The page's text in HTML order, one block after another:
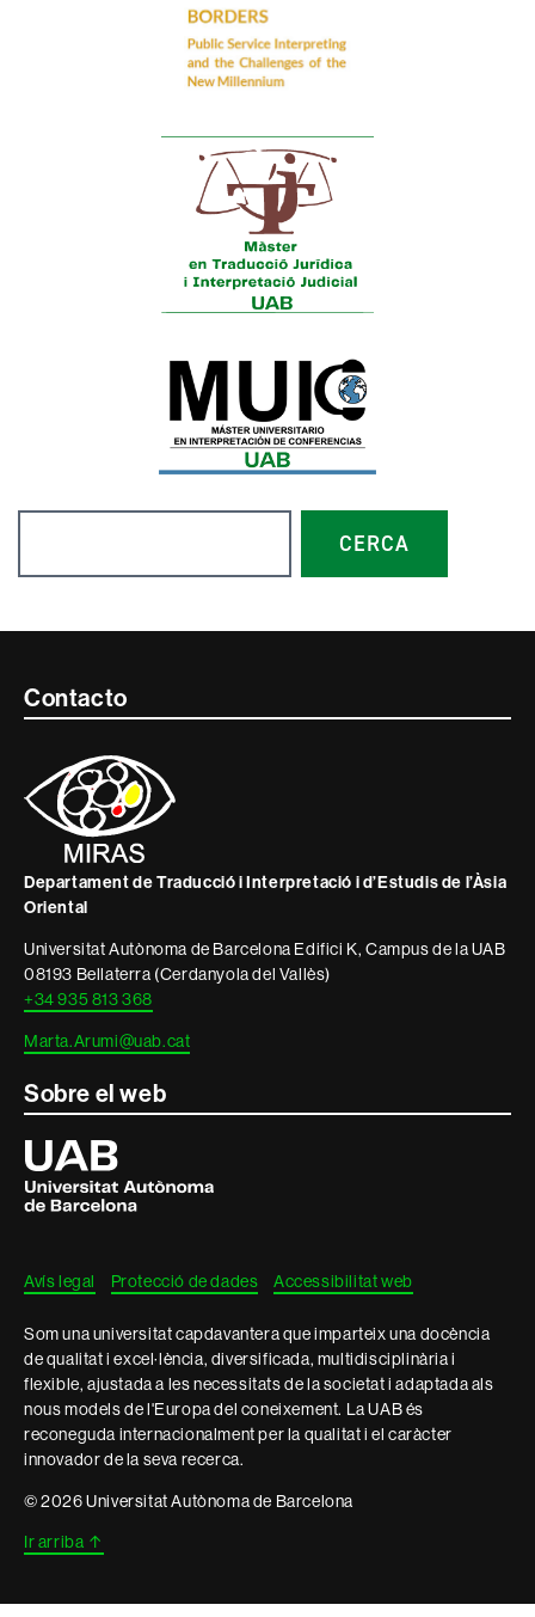
CERCA
Contacte
informació
legal
Contacto
Departament de Traducció i Interpretació i d’Estudis de l’Àsia
Oriental
Universitat Autònoma de Barcelona Edifici K, Campus de la UAB
08193 Bellaterra (Cerdanyola del Vallès)
+34 935 813 368
Marta.Arumi@uab.cat
Sobre el web
Universitat
Autònoma
de
Barcelona
Avís legal Protecció de dades Accessibilitat web
Som una universitat capdavantera que imparteix una docència
de qualitat i excel·lència, diversificada, multidisciplinària i
flexible, ajustada a les necessitats de la societat i adaptada als
nous models de l'Europa del coneixement. La UAB és
reconeguda internacionalment per la qualitat i el caràcter
innovador de la seva recerca.
© 2026 Universitat Autònoma de Barcelona
Ir arriba ↑